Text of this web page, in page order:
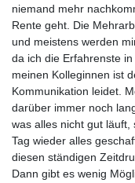
niemand mehr
Rente geht. Die
und meistens werden
da ich die Erfahrenste
meinen Kolleginnen ist
Kommunikation leidet.
darüber immer noch
was alles nicht gut
Tag wieder alles
diesen ständigen
Dann gibt es wenig